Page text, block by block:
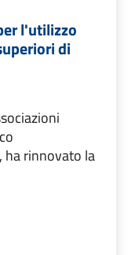
l'utilizzo
di
ha rinnovato la